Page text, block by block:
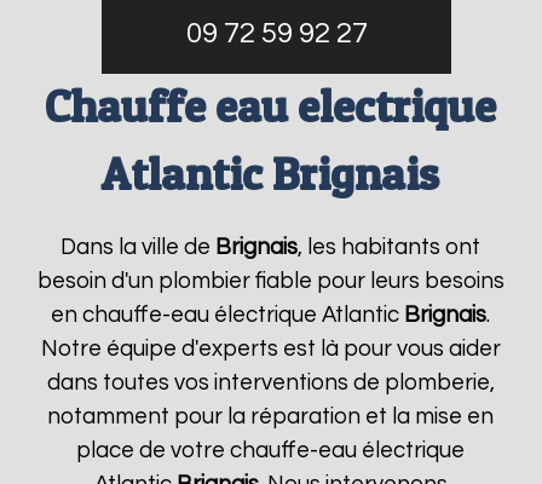
09 72 59 92 27
Chauffe eau electrique
Atlantic Brignais
Dans la ville de Brignais, les habitants ont
besoin d'un plombier fiable pour leurs besoins
en chauffe-eau électrique Atlantic Brignais.
Notre équipe d'experts est là pour vous aider
dans toutes vos interventions de plomberie,
notamment pour la réparation et la mise en
place de votre chauffe-eau électrique